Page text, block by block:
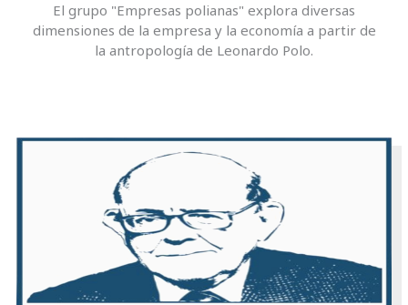
El grupo "Empresas polianas" explora diversas
dimensiones de la empresa y la economía a partir de
la antropología de Leonardo Polo.